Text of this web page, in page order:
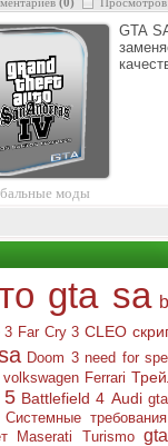
GTA
моды
gta sa
3 Far Cry 3 CLEO
Doom 3 need for
volkswagen Ferrari
5 Battlefield 4 Audi gta
Системные требования
Maserati Turismo